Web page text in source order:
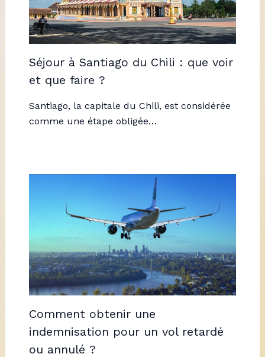
Séjour à Santiago du Chili : que voir
et que faire ?
Santiago, la capitale du Chili, est considérée
comme une étape obligée…
Comment obtenir une
indemnisation pour un vol retardé
ou annulé ?